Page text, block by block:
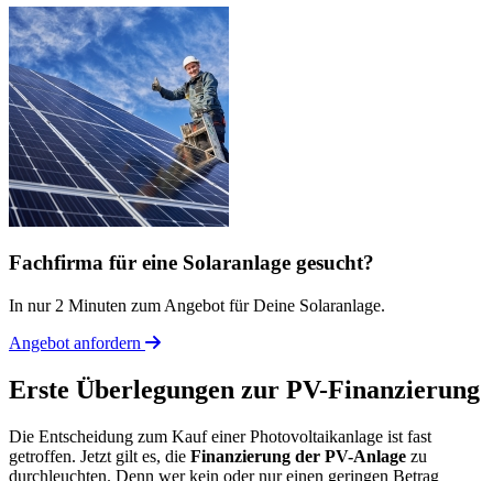
Fachfirma für eine Solaranlage gesucht?
In nur 2 Minuten zum Angebot für Deine Solaranlage.
Angebot anfordern
Erste Überlegungen zur PV-Finanzierung
Die Entscheidung zum Kauf einer Photovoltaikanlage ist fast
getroffen. Jetzt gilt es, die Finanzierung der PV-Anlage zu
durchleuchten. Denn wer kein oder nur einen geringen Betrag